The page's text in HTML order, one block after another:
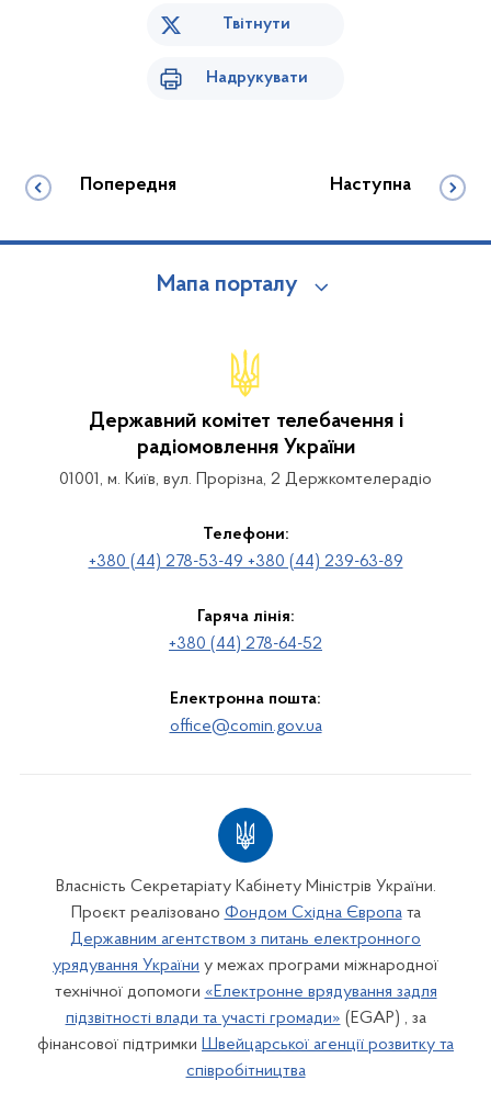
Твітнути
Надрукувати
Попередня Наступна
Мапа порталу
Державний комітет телебачення і
радіомовлення України
01001, м. Київ, вул. Прорізна, 2 Держкомтелерадіо
Телефони:
+380 (44) 278-53-49 +380 (44) 239-63-89
Гаряча лінія:
+380 (44) 278-64-52
Електронна пошта:
office@comin.gov.ua
Власність Секретаріату Кабінету Міністрів України.
Проєкт реалізовано Фондом Східна Європата
Державним агентством з питань електронного
урядування України у межах програми міжнародної
технічної допомоги «Електронне врядування задля
підзвітності влади та участі громади» (EGAP) , за
фінансової підтримки Швейцарської агенції розвитку та
співробітництва